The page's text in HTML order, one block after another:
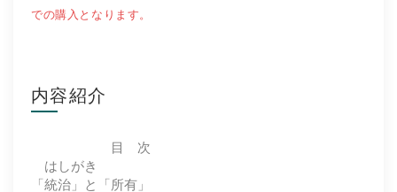
での購入となります。
内容紹介
目 次
はしがき
「統治」と「所有」